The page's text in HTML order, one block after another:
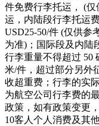
件免费行李托运， (
运，内陆段行李托运
USD25-50/件 (仅供参
为准)；国际段及内陆
行李重量不得超过 50
米/件，超过部分另外
收超重费；行李的实
为航空公司行李费的
政策，如有政策变更
10客人个人消费及其